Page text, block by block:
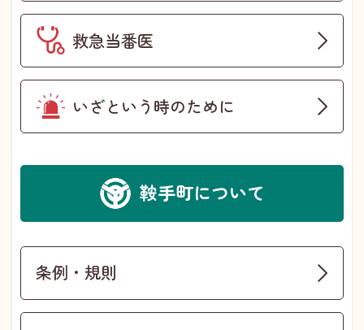
救急当番医
いざという時のために
鞍手町について
条例・規則